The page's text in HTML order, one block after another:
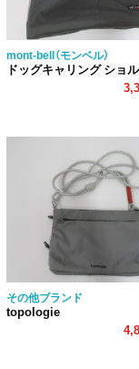
mont-bell（モンベル）
ドッグキャリング ショルダー M ダ
その他ブランド
topologie